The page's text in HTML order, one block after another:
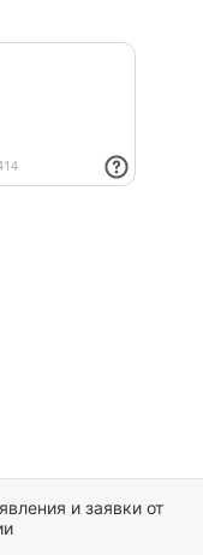
и заявки от